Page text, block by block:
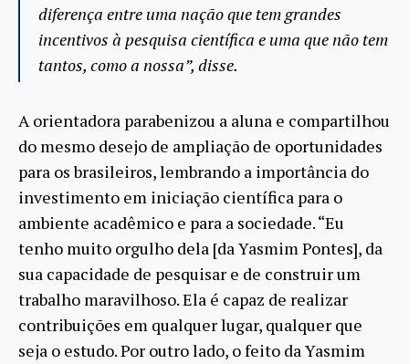
diferença entre uma nação que tem grandes
incentivos à pesquisa científica e uma que não tem
tantos, como a nossa”, disse.
A orientadora parabenizou a aluna e compartilhou
do mesmo desejo de ampliação de oportunidades
para os brasileiros, lembrando a importância do
investimento em iniciação científica para o
ambiente acadêmico e para a sociedade. “Eu
tenho muito orgulho dela [da Yasmim Pontes], da
sua capacidade de pesquisar e de construir um
trabalho maravilhoso. Ela é capaz de realizar
contribuições em qualquer lugar, qualquer que
seja o estudo. Por outro lado, o feito da Yasmim